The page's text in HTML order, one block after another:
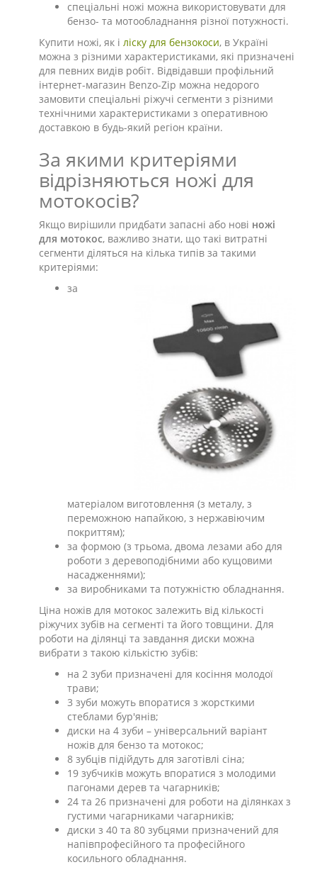
спеціальні ножі можна використовувати для
бензо- та мотообладнання різної потужності.
Купити ножі, як і ліску для бензокоси, в Україні
можна з різними характеристиками, які призначені
для певних видів робіт. Відвідавши профільний
інтернет-магазин Benzo-Zip можна недорого
замовити спеціальні ріжучі сегменти з різними
технічними характеристиками з оперативною
доставкою в будь-який регіон країни.
За якими критеріями
відрізняються ножі для
мотокосів?
Якщо вирішили придбати запасні або нові ножі
для мотокос, важливо знати, що такі витратні
сегменти діляться на кілька типів за такими
критеріями:
за
матеріалом виготовлення (з металу, з
переможною напайкою, з нержавіючим
покриттям);
за формою (з трьома, двома лезами або для
роботи з деревоподібними або кущовими
насадженнями);
за виробниками та потужністю обладнання.
Ціна ножів для мотокос залежить від кількості
ріжучих зубів на сегменті та його товщини. Для
роботи на ділянці та завдання диски можна
вибрати з такою кількістю зубів:
на 2 зуби призначені для косіння молодої
трави;
3 зуби можуть впоратися з жорсткими
стеблами бур'янів;
диски на 4 зуби – універсальний варіант
ножів для бензо та мотокос;
8 зубців підійдуть для заготівлі сіна;
19 зубчиків можуть впоратися з молодими
пагонами дерев та чагарників;
24 та 26 призначені для роботи на ділянках з
густими чагарниками чагарників;
диски з 40 та 80 зубцями призначений для
напівпрофесійного та професійного
косильного обладнання.